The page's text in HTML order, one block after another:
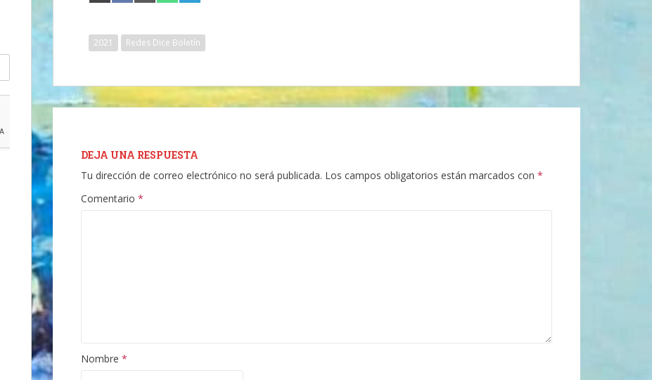
EN EN EN EN EN
2021 Redes Dice Boletín
DEJA UNA RESPUESTA
Tu dirección de correo electrónico no será publicada. Los campos obligatorios están marcados con *
Comentario *
Nombre *